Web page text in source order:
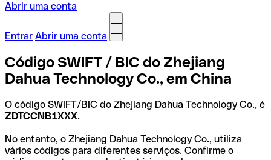
Abrir uma conta
Entrar Abrir uma conta
Código SWIFT / BIC do Zhejiang
Dahua Technology Co., em China
O código SWIFT/BIC do Zhejiang Dahua Technology Co., é
ZDTCCNB1XXX.
No entanto, o Zhejiang Dahua Technology Co., utiliza
vários códigos para diferentes serviços. Confirme o